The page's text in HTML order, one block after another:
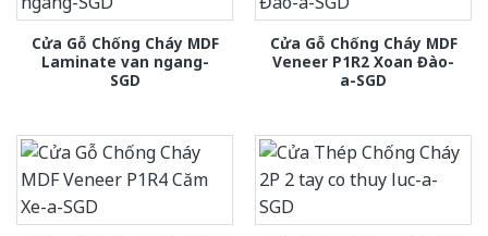
Cửa Gỗ Chống Cháy MDF
Laminate van ngang-
SGD
Cửa Gỗ Chống Cháy MDF
Veneer P1R2 Xoan Đào-
a-SGD